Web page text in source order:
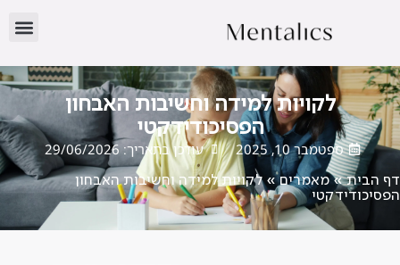
לקויות למידה וחשיבות האבחון
הפסיכודידקטי
ספטמבר 10, 2025 עודכן בתאריך: 29/06/2026
דף הבית»מאמרים»לקויות למידה וחשיבות האבחון
הפסיכודידקטי